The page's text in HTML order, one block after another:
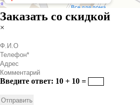
Заказать со скидкой
×
Введите ответ: 10 + 10 =